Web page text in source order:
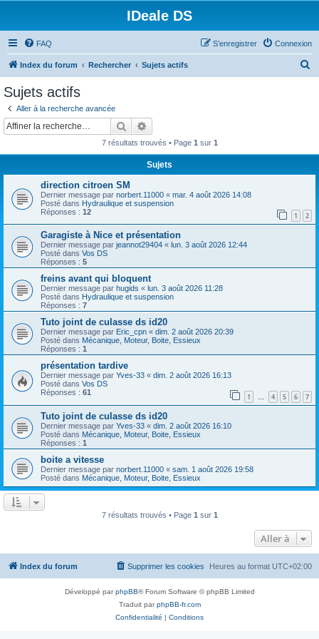
IDeale DS
FAQ Connexion
S’enregistrer
Index du forum Rechercher Sujets actifs
Sujets actifs
Aller à la recherche avancée
Rechercher
7 résultats trouvés • Page 1 sur 1
Sujets
direction citroen SM
Dernier message par norbert.11000 « mar. 4 août 2026 14:08
Posté dans Hydraulique et suspension
Réponses : 12 1 2
Garagiste à Nice et présentation
Dernier message par jeannot29404 « lun. 3 août 2026 12:44
Posté dans Vos DS
Réponses : 5
freins avant qui bloquent
Dernier message par hugids « lun. 3 août 2026 11:28
Posté dans Hydraulique et suspension
Réponses : 7
Tuto joint de culasse ds id20
Dernier message par Eric_cpn « dim. 2 août 2026 20:39
Posté dans Mécanique, Moteur, Boite, Essieux
Réponses : 1
présentation tardive
Dernier message par Yves-33 « dim. 2 août 2026 16:13
Posté dans Vos DS
Réponses : 61 1 … 4 5 6 7
Tuto joint de culasse ds id20
Dernier message par Yves-33 « dim. 2 août 2026 16:10
Posté dans Mécanique, Moteur, Boite, Essieux
Réponses : 1
boite a vitesse
Dernier message par norbert.11000 « sam. 1 août 2026 19:58
Posté dans Mécanique, Moteur, Boite, Essieux
7 résultats trouvés • Page 1 sur 1
Aller à
Index du forum Heures au format UTC+02:00
Supprimer les cookies
Développé parphpBB® Forum Software © phpBB Limited
Traduit parphpBB-fr.com
Confidentialité | Conditions